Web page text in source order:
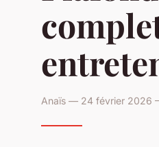
Anaïs — 24 février 2026